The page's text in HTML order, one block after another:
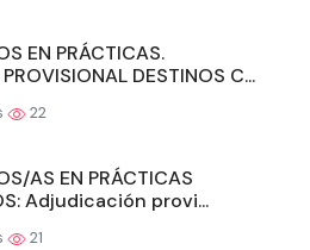
EN PRÁCTICAS.
DESTINOS C...
22
AS EN PRÁCTICAS
Adjudicación provi...
21